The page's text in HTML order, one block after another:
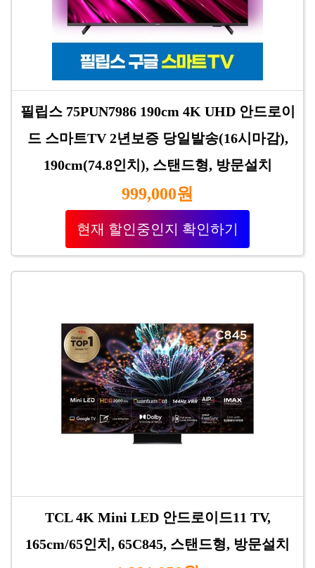
필립스 75PUN7986 190cm 4K UHD 안드로이
드 스마트TV 2년보증 당일발송(16시마감),
190cm(74.8인치), 스탠드형, 방문설치
999,000원
현재 할인중인지 확인하기
TCL 4K Mini LED 안드로이드11 TV,
165cm/65인치, 65C845, 스탠드형, 방문설치